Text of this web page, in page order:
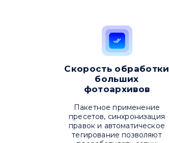
Скорость обработки
больших
фотоархивов
Пакетное применение
пресетов, синхронизация
правок и автоматическое
тегирование позволяют